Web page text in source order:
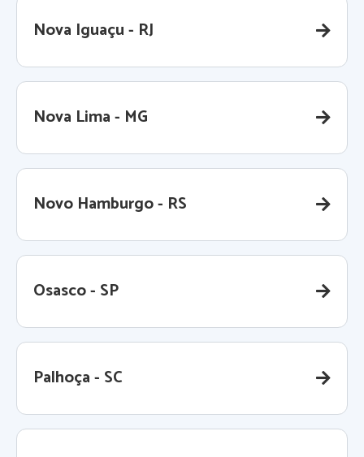
Nova Iguaçu - RJ
Nova Lima - MG
Novo Hamburgo - RS
Osasco - SP
Palhoça - SC